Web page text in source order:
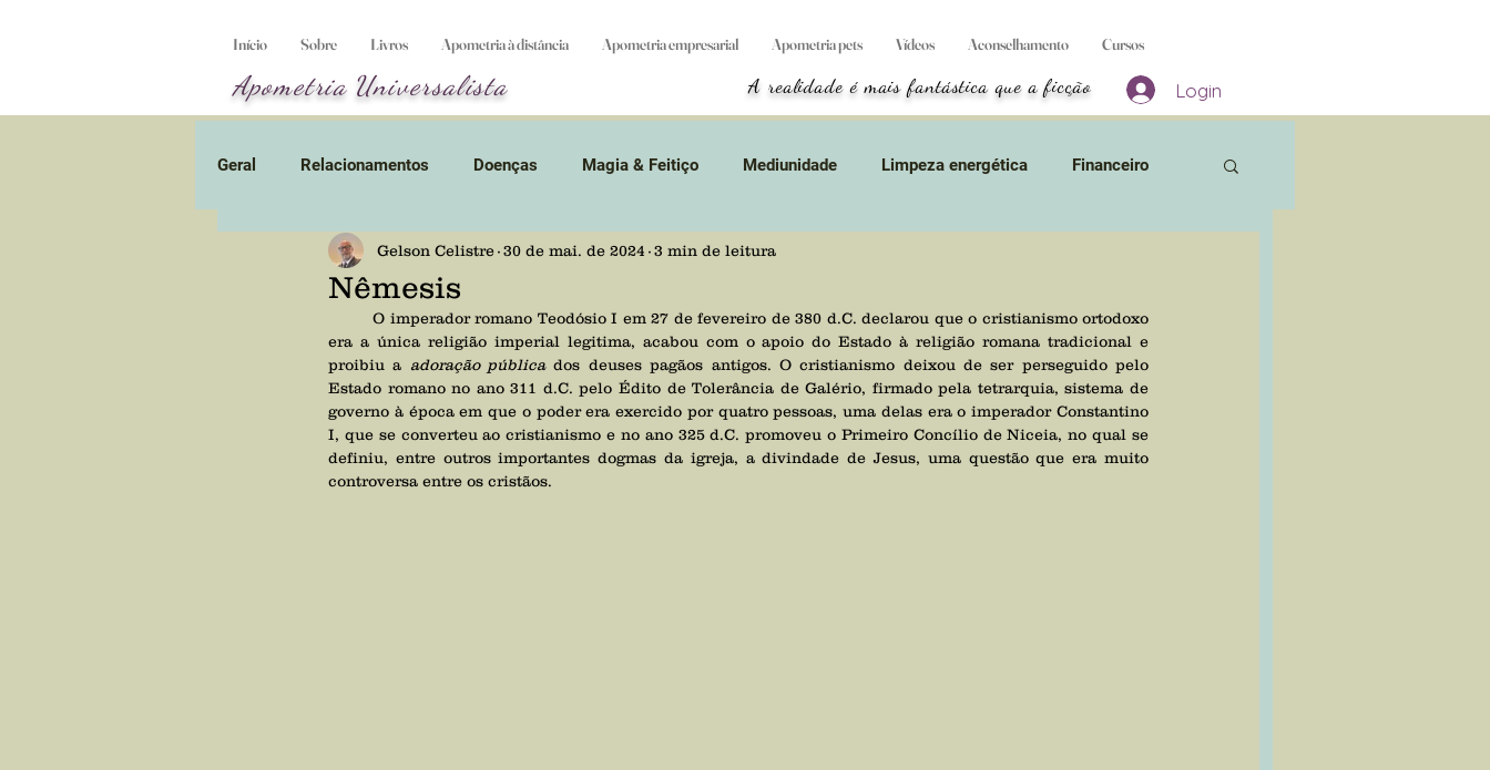
Início Sobre Livros Apometria à distância Apometria empresarial Apometria pets Vídeos Aconselhamento Cursos
Apometria Universalista A realidade é mais fantástica que a ficção Login
Geral Relacionamentos Doenças Magia & Feitiço Mediunidade Limpeza energética Financeiro
Obsessão Umbral Entidades Divindades Suicídio
Planeta-prisão Alienígenas Resgates Apometria Games Terapias & Cursos Aborto & Gravidez
Divórcio energético Vídeos Curta mensagem Origem cósmica Cursos Livros
Nêmesis
Gelson Celistre 30 de mai. de 2024 3 min de leitura
	O imperador romano Teodósio I em 27 de fevereiro de 380 d.C. declarou que o cristianismo ortodoxo
era a única religião imperial legitima, acabou com o apoio do Estado à religião romana tradicional e
proibiu a adoração pública dos deuses pagãos antigos. O cristianismo deixou de ser perseguido pelo
Estado romano no ano 311 d.C. pelo Édito de Tolerância de Galério, firmado pela tetrarquia, sistema de
governo à época em que o poder era exercido por quatro pessoas, uma delas era o imperador Constantino
I, que se converteu ao cristianismo e no ano 325 d.C. promoveu o Primeiro Concílio de Niceia, no qual se
definiu, entre outros importantes dogmas da igreja, a divindade de Jesus, uma questão que era muito
controversa entre os cristãos.